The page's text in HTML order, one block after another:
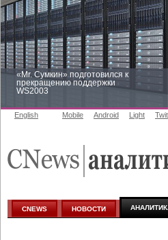
«Mr. Сумкин» подготовился к
прекращению поддержки
WS2003
аналитике
English Mobile Android Light
CNEWS НОВОСТИ